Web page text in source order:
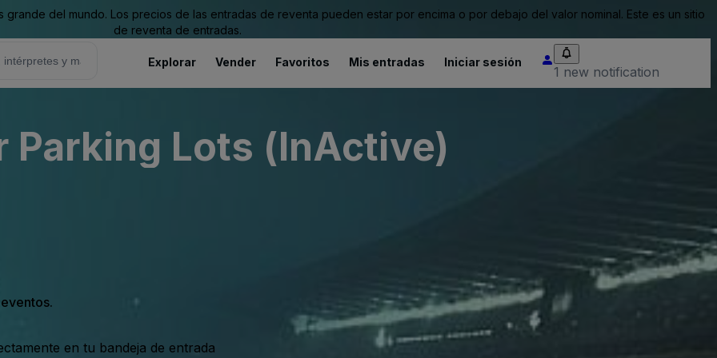
del mundo. Los precios de las entradas de reventa pueden estar por encima o por debajo del valor nominal. Este es un sitio
de reventa de entradas.
Explorar Vender Favoritos Mis entradas Iniciar sesión
1 new notification
Parking Lots (InActive)
en tu bandeja de entrada